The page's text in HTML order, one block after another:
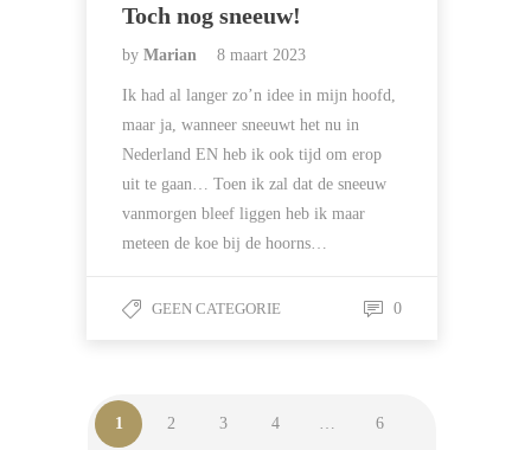
Toch nog sneeuw!
by Marian 8 maart 2023
Ik had al langer zo’n idee in mijn hoofd,
maar ja, wanneer sneeuwt het nu in
Nederland EN heb ik ook tijd om erop
uit te gaan… Toen ik zal dat de sneeuw
vanmorgen bleef liggen heb ik maar
meteen de koe bij de hoorns…
GEEN CATEGORIE 0
1 2 3 4 6